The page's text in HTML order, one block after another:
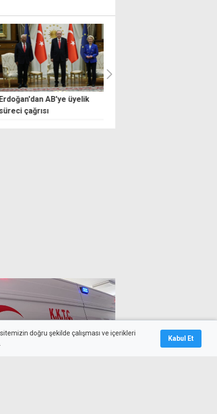
AB'ye üyelik
çağrısı
doğru şekilde çalışması ve içerikleri
Kabul Et